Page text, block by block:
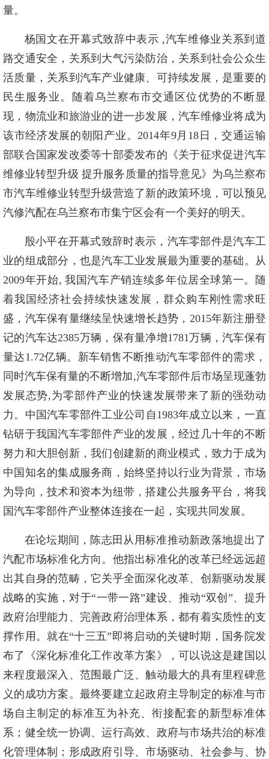
量。
杨国文在开幕式致辞中表示 ,汽车维修业关系到道
路交通安全，关系到大气污染防治，关系到社会公众生
活质量，关系到汽车产业健康、可持续发展，是重要的
民生服务业。随着乌兰察布市交通区位优势的不断显
现，物流业和旅游业的进一步发展，汽车维修业将成为
该市经济发展的朝阳产业。2014年9月18日，交通运输
部联合国家发改委等十部委发布的《关于征求促进汽车
维修业转型升级 提升服务质量的指导意见》为乌兰察布
市汽车维修业转型升级营造了新的政策环境，可以预见
汽修汽配在乌兰察布市集宁区会有一个美好的明天。
殷小平在开幕式致辞时表示，汽车零部件是汽车工
业的组成部分，也是汽车工业发展最为重要的基础。从
2009年开始, 我国汽车产销连续多年位居全球第一。随
着我国经济社会持续快速发展，群众购车刚性需求旺
盛，汽车保有量继续呈快速增长趋势，2015年新注册登
记的汽车达2385万辆，保有量净增1781万辆，汽车保有
量达1.72亿辆。新车销售不断推动汽车零部件的需求，
同时汽车保有量的不断增加,汽车零部件后市场呈现蓬勃
发展态势,为零部件产业的快速发展带来了新的强劲动
力。中国汽车零部件工业公司自1983年成立以来，一直
钻研于我国汽车零部件产业的发展，经过几十年的不断
努力和大胆创新，我们创建新的商业模式，致力于成为
中国知名的集成服务商，始终坚持以行业为背景，市场
为导向，技术和资本为纽带，搭建公共服务平台，将我
国汽车零部件产业整体连接在一起，实现共同发展。
在论坛期间，陈志田从用标准推动新政落地提出了
汽配市场标准化方向。他指出标准化的改革已经远远超
出其自身的范畴，它关乎全面深化改革、创新驱动发展
战略的实施，对于“一带一路”建设、推动“双创”、提升
政府治理能力、完善政府治理体系，都有着实质性的支
撑作用。就在“十三五”即将启动的关键时期，国务院发
布了《深化标准化工作改革方案》，可以说这是建国以
来程度最深入、范围最广泛、触动最大的具有里程碑意
义的成功方案。最终要建立起政府主导制定的标准与市
场自主制定的标准互为补充、衔接配套的新型标准体
系；健全统一协调、运行高效、政府与市场共治的标准
化管理体制；形成政府引导、市场驱动、社会参与、协